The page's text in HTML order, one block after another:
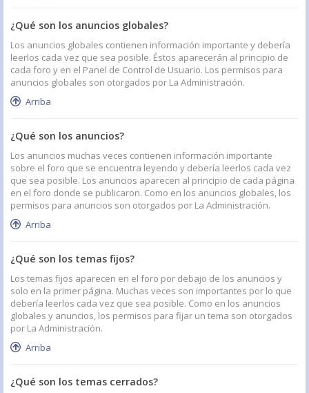
¿Qué son los anuncios globales?
Los anuncios globales contienen información importante y debería
leerlos cada vez que sea posible. Éstos aparecerán al principio de
cada foro y en el Panel de Control de Usuario. Los permisos para
anuncios globales son otorgados por La Administración.
Arriba
¿Qué son los anuncios?
Los anuncios muchas veces contienen información importante
sobre el foro que se encuentra leyendo y debería leerlos cada vez
que sea posible. Los anuncios aparecen al principio de cada página
en el foro donde se publicaron. Como en los anuncios globales, los
permisos para anuncios son otorgados por La Administración.
Arriba
¿Qué son los temas fijos?
Los temas fijos aparecen en el foro por debajo de los anuncios y
solo en la primer página. Muchas veces son importantes por lo que
debería leerlos cada vez que sea posible. Como en los anuncios
globales y anuncios, los permisos para fijar un tema son otorgados
por La Administración.
Arriba
¿Qué son los temas cerrados?